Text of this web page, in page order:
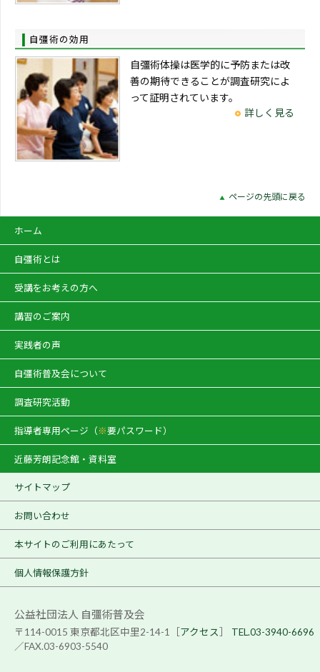
自彊術の効用
自彊術体操は医学的に予防または改
善の期待できることが調査研究によ
って証明されています。
詳しく見る
ページの先頭に戻る
ホーム
自彊術とは
受講をお考えの方へ
講習のご案内
実践者の声
自彊術普及会について
調査研究活動
指導者専用ページ（※要パスワード）
近藤芳朗記念館・資料室
サイトマップ
お問い合わせ
本サイトのご利用にあたって
個人情報保護方針
公益社団法人 自彊術普及会
〒114-0015 東京都北区中里2-14-1［ アクセス
TEL.03-3940-6696
／FAX.03-6903-5540